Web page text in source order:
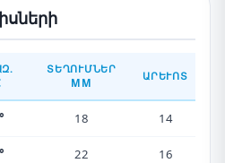
ՏԵՂՈՒՄՆԵՐ
ММ
ԱՐԵՒՈՏ
18 14
22 16